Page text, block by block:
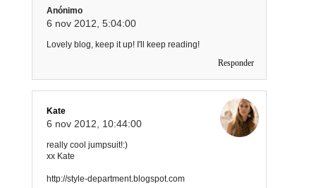
Anónimo
6 nov 2012, 5:04:00
Lovely blog, keep it up! I'll keep reading!
Responder
Kate
6 nov 2012, 10:44:00
really cool jumpsuit!:)
xx Kate
http://style-department.blogspot.com